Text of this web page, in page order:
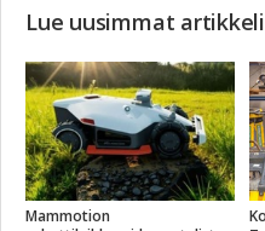
Lue uusimmat
Mammotion